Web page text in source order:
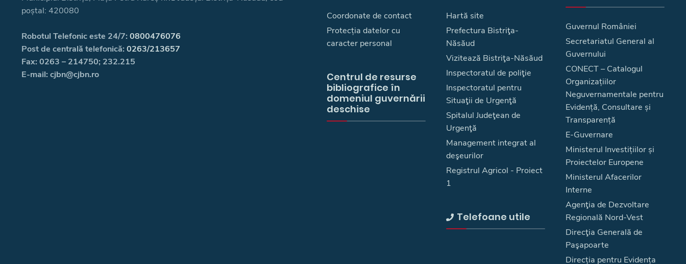
poștal: 420080
Robotul Telefonic este 24/7: 0800476076
Post de centrală telefonică: 0263/213657
Fax: 0263 – 214750; 232.215
E-mail: cjbn@cjbn.ro
Coordonate de contact
Protecția datelor cu
caracter personal
Centrul de resurse
bibliografice în
domeniul guvernării
deschise
Hartă site
Prefectura Bistriţa-
Năsăud
Vizitează Bistriţa-Năsăud
Inspectoratul de poliţie
Inspectoratul pentru
Situaţii de Urgenţă
Spitalul Judeţean de
Urgenţă
Management integrat al
deşeurilor
Registrul Agricol - Proiect
1
Telefoane utile
Guvernul României
Secretariatul General al
Guvernului
CONECT – Catalogul
Organizațiilor
Neguvernamentale pentru
Evidență, Consultare și
Transparență
E-Guvernare
Ministerul Investițiilor și
Proiectelor Europene
Ministerul Afacerilor
Interne
Agenţia de Dezvoltare
Regională Nord-Vest
Direcţia Generală de
Paşapoarte
Direcția pentru Evidența